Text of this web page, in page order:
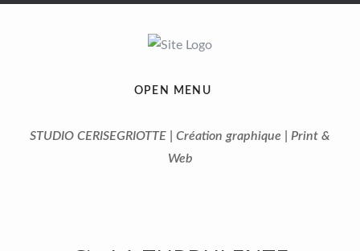
OPEN MENU
STUDIO CERISEGRIOTTE | Création graphique | Print &
Web